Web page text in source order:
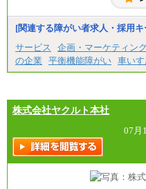
※20時間を超過
※試用期間中も
[関連する障がい者求人・採用
サービス
企画・マーケティン
の企業
平衡機能障がい 車い
株式会社ヤクルト本社
07月